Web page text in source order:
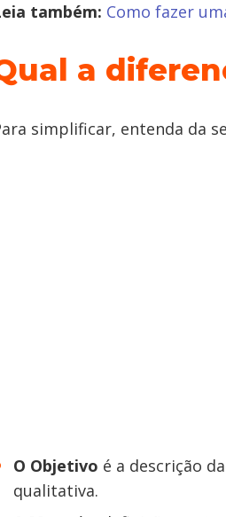
também: Como fazer
a
simplificar, entenda da
O Objetivo é a descrição
qualitativa.